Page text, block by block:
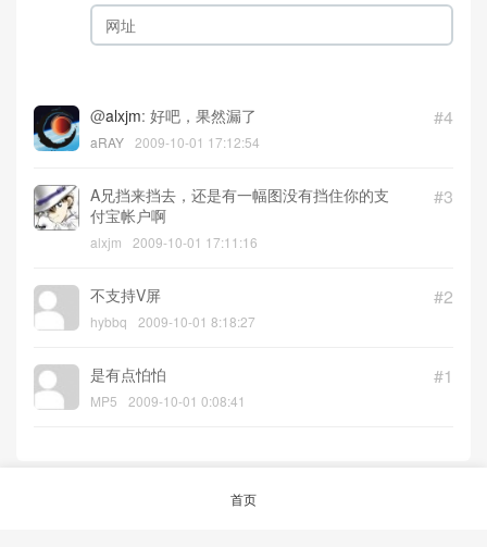
#4
@alxjm: 好吧，果然漏了
aRAY 2009-10-01 17:12:54
#3
A兄挡来挡去，还是有一幅图没有挡住你的支
付宝帐户啊
alxjm 2009-10-01 17:11:16
#2
不支持V屏
hybbq 2009-10-01 8:18:27
#1
是有点怕怕
MP5 2009-10-01 0:08:41
首页